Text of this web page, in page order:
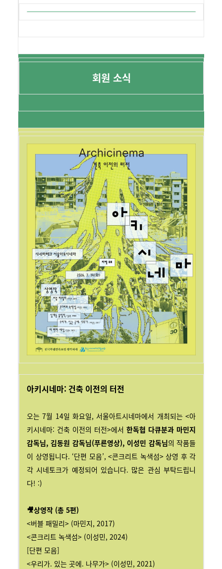
회원 소식
아키시네마: 건축 이전의 터전
오는 7월 14일 화요일, 서울아트시네마에서 개최되는 <아
키시네마: 건축 이전의 터전>에서 한독협 다큐분과 마민지
감독님, 김동원 감독님(푸른영상), 이성민 감독님의 작품들
이 상영됩니다. ‘단편 모음’, <콘크리트 녹색섬> 상영 후 각
각 시네토크가 예정되어 있습니다. 많은 관심 부탁드립니
다! :)
🎥상영작 (총 5편)
<버블 패밀리> (마민지, 2017)
<콘크리트 녹색섬> (이성민, 2024)
[단편 모음]
<우리가. 있는 곳에. 나무가> (이성민, 2021)